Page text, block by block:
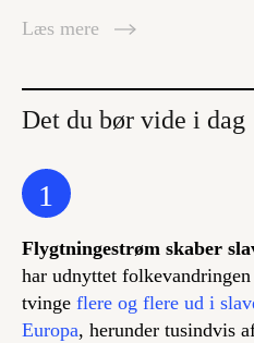
Læs mere
Det du bør vide i dag
1
Flygtningestrøm skaber
har udnyttet
tvinge flere og flere ud i
Europa, herunder tusindvis